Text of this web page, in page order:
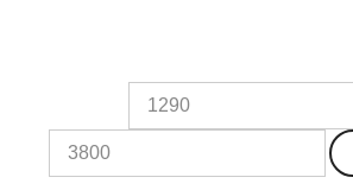
Preț
minim